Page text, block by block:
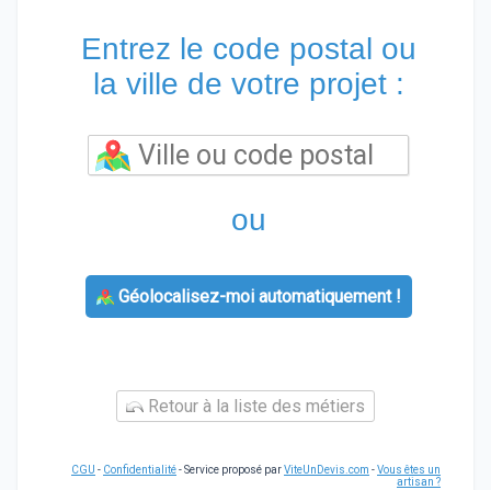
Entrez le code postal ou
la ville de votre projet :
ou
Géolocalisez-moi automatiquement !
Retour à la liste des métiers
CGU - Confidentialité- Service proposé parViteUnDevis.com -Vous êtes un
artisan ?